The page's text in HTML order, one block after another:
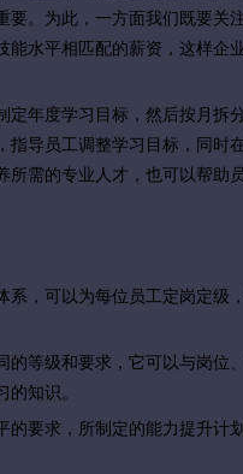
。为此，一方面我们既要关
水平相匹配的薪资，这样企
年度学习目标，然后按月拆
导员工调整学习目标，同时
需的专业人才，也可以帮助
，可以为每位员工定岗定级
的等级和要求，它可以与岗位
的知识。
要求，所制定的能力提升计